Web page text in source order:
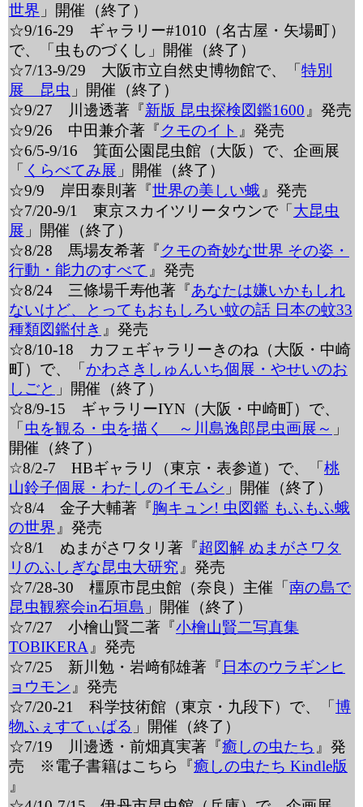
世界 」開催（終了）
☆9/16-29 ギャラリー#1010（名古屋・矢場町）
で、「虫ものづくし」開催（終了）
☆7/13-9/29 大阪市立自然史博物館で、「特別
展 昆虫 」開催（終了）
☆9/27 川邊透著『新版 昆虫探検図鑑1600 』発売
☆9/26 中田兼介著『クモのイト 』発売
☆6/5-9/16 箕面公園昆虫館（大阪）で、企画展
「 くらべてみ展 」開催（終了）
☆9/9 岸田泰則著『世界の美しい蛾 』発売
☆7/20-9/1 東京スカイツリータウンで「大昆虫
展 」開催（終了）
☆8/28 馬場友希著『クモの奇妙な世界 その姿・
行動・能力のすべて 』発売
☆8/24 三條場千寿他著『あなたは嫌いかもしれ
ないけど、とってもおもしろい蚊の話 日本の蚊33
種類図鑑付き 』発売
☆8/10-18 カフェギャラリーきのね（大阪・中崎
町）で、「かわさきしゅんいち個展・やせいのお
しごと 」開催（終了）
☆8/9-15 ギャラリーIYN（大阪・中崎町）で、
「虫を観る・虫を描く ～川島逸郎昆虫画展～ 」
開催（終了）
☆8/2-7 HBギャラリ（東京・表参道）で、「桃
山鈴子個展・わたしのイモムシ 」開催（終了）
☆8/4 金子大輔著『胸キュン! 虫図鑑 もふもふ蛾
の世界 』発売
☆8/1 ぬまがさワタリ著『超図解 ぬまがさワタ
リのふしぎな昆虫大研究 』発売
☆7/28-30 橿原市昆虫館（奈良）主催「南の島で
昆虫観察会in石垣島 」開催（終了）
☆7/27 小檜山賢二著『小檜山賢二写真集
TOBIKERA 』発売
☆7/25 新川勉・岩﨑郁雄著『 日本のウラギンヒ
ョウモン 』発売
☆7/20-21 科学技術館（東京・九段下）で、「博
物ふぇすてぃばる 」開催（終了）
☆7/19 川邊透・前畑真実著『癒しの虫たち 』発
売 ※電子書籍はこちら『癒しの虫たち Kindle版
』